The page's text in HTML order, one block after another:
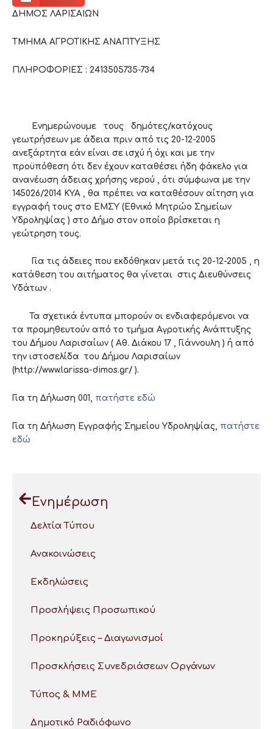
ΔΗΜΟΣ ΛΑΡΙΣΑΙΩΝ
ΤΜΗΜΑ ΑΓΡΟΤΙΚΗΣ ΑΝΑΠΤΥΞΗΣ
ΠΛΗΡΟΦΟΡΙΕΣ : 2413505735-734
Ενημερώνουμε τους δημότες/κατόχους
γεωτρήσεων με άδεια πριν από τις 20-12-2005
ανεξάρτητα εάν είναι σε ισχύ ή όχι και με την
προϋπόθεση ότι δεν έχουν καταθέσει ήδη φάκελο για
ανανέωση άδειας χρήσης νερού , ότι σύμφωνα με την
145026/2014 ΚΥΑ , θα πρέπει να καταθέσουν αίτηση για
εγγραφή τους στο ΕΜΣΥ (Εθνικό Μητρώο Σημείων
Υδροληψίας ) στο Δήμο στον οποίο βρίσκεται η
γεώτρηση τους.
Για τις άδειες που εκδόθηκαν μετά τις 20-12-2005 , η
κατάθεση του αιτήματος θα γίνεται στις Διευθύνσεις
Υδάτων .
Τα σχετικά έντυπα μπορούν οι ενδιαφερόμενοι να
τα προμηθευτούν από το τμήμα Αγροτικής Ανάπτυξης
του Δήμου Λαρισαίων ( Αθ. Διάκου 17 , Γιάννουλη ) ή από
την ιστοσελίδα του Δήμου Λαρισαίων
(http://www.larissa-dimos.gr/ ).
Για τη Δήλωση 001, πατήστε εδώ
Για τη Δήλωση Εγγραφής Σημείου Υδροληψίας, πατήστε
εδώ
Ενημέρωση
Δελτία Τύπου
Ανακοινώσεις
Εκδηλώσεις
Προσλήψεις Προσωπικού
Προκηρύξεις – Διαγωνισμοί
Προσκλήσεις Συνεδριάσεων Οργάνων
Τύπος & ΜΜΕ
Δημοτικό Ραδιόφωνο